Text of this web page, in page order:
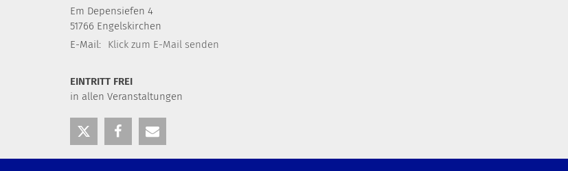
Em Depensiefen 4
51766 Engelskirchen
E-Mail:
Klick zum E-Mail senden
EINTRITT FREI
in allen Veranstaltungen